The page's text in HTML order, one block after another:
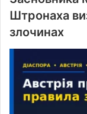
Штронаха
злочинах